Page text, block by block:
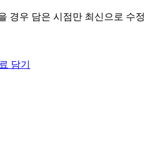
경우 담은 시점만 최신으로 수정
담기